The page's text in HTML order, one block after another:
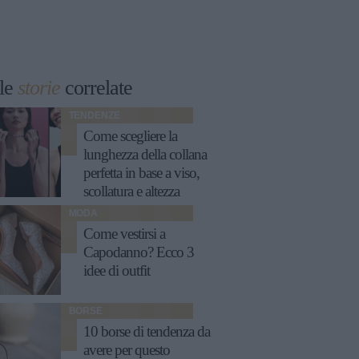
storie correlate
TENDENZE
Come scegliere la
lunghezza della collana
perfetta in base a viso,
scollatura e altezza
MODA
Come vestirsi a
Capodanno? Ecco 3
idee di outfit
BORSE
10 borse di tendenza da
avere per questo